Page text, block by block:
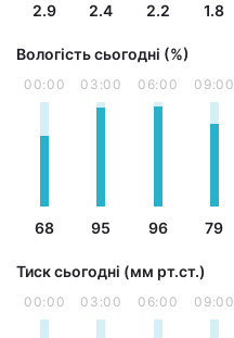
2.9 2.4 2.2 1.8
Вологість сьогодні (%)
00:00
68
03:00
95
06:00
96
09:00
79
Тиск сьогодні (мм рт.ст.)
00:00 03:00 06:00 09:00